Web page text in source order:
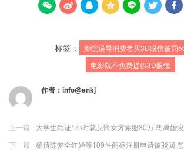
      
标签：
影院误导消费者买3D眼镜被罚
电影院不免费提供3D眼镜
作者： info@enkj
上一篇
大学生领证1小时就反悔女方索赔30万 想离婚
下一篇
杨倩陈梦全红婵等109件商标注册申请被驳回